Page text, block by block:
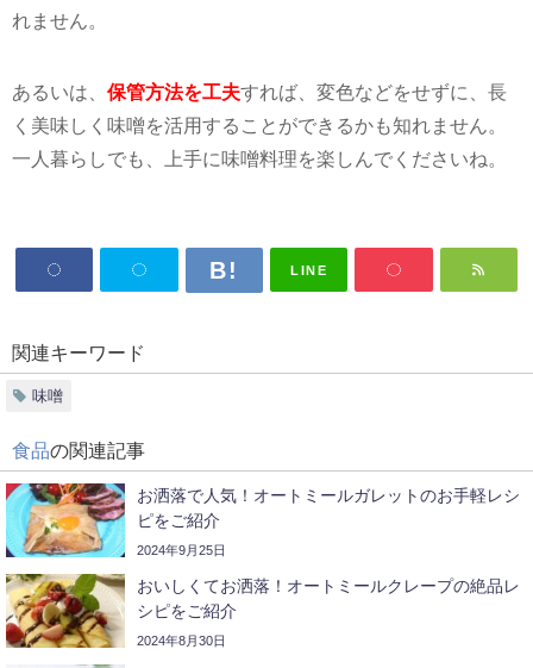
れません。
あるいは、 保管方法を工夫すれば、変色などをせずに、長
く美味しく味噌を活用することができるかも知れません。
一人暮らしでも、上手に味噌料理を楽しんでくださいね。
LINE
関連キーワード
味噌
食品の関連記事
お洒落で人気！オートミールガレットのお手軽レシ
ピをご紹介
2024年9月25日
おいしくてお洒落！オートミールクレープの絶品レ
シピをご紹介
2024年8月30日